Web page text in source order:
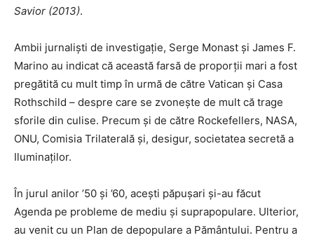
Savior (2013).
Ambii jurnaliști de investigație, Serge Monast și James F.
Marino au indicat că această farsă de proporții mari a fost
pregătită cu mult timp în urmă de către Vatican și Casa
Rothschild – despre care se zvonește de mult că trage
sforile din culise. Precum și de către Rockefellers, NASA,
ONU, Comisia Trilaterală și, desigur, societatea secretă a
Iluminaților.
În jurul anilor ’50 și ’60, acești păpușari și-au făcut
Agenda pe probleme de mediu și suprapopulare. Ulterior,
au venit cu un Plan de depopulare a Pământului. Pentru a